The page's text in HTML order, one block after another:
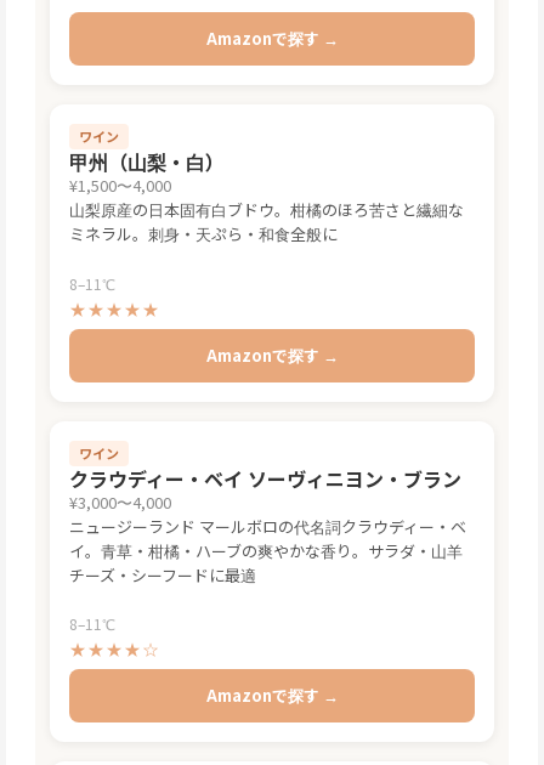
Amazonで探す →
ワイン
甲州（山梨・白）
¥1,500〜4,000
山梨原産の日本固有白ブドウ。柑橘のほろ苦さと繊細な
ミネラル。刺身・天ぷら・和食全般に
8–11℃
★★★★★
Amazonで探す →
ワイン
クラウディー・ベイ ソーヴィニヨン・ブラン
¥3,000〜4,000
ニュージーランド マールボロの代名詞クラウディー・ベ
イ。青草・柑橘・ハーブの爽やかな香り。サラダ・山羊
チーズ・シーフードに最適
8–11℃
★★★★☆
Amazonで探す →